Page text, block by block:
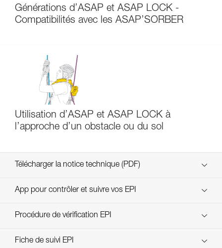
Générations d’ASAP et ASAP LOCK -
Compatibilités avec les ASAP’SORBER
Utilisation d’ASAP et ASAP LOCK à
l’approche d’un obstacle ou du sol
Télécharger la notice technique (PDF)
Technical Notice
App pour contrôler et suivre vos EPI
découvrez ePPEcentre
Procédure de vérification EPI
verif-EPI-ASAP-LOCK-procedure-FR
Fiche de suivi EPI